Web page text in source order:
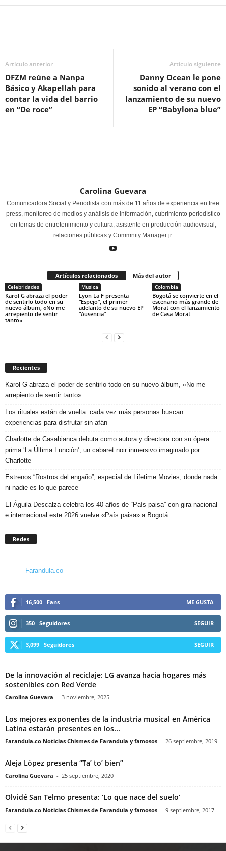
Artículo anterior
DFZM reúne a Nanpa
Básico y Akapellah para
contar la vida del barrio
en “De roce”
Artículo siguiente
Danny Ocean le pone
sonido al verano con el
lanzamiento de su nuevo
EP “Babylona blue”
Carolina Guevara
Comunicadora Social y Periodista con más de 11 años de experiencia en free
press, monitoreo de medios y análisis de información, cubrimiento periodístico
en temas de entretenimiento y cultura, asistente en producción audiovisual,
relaciones públicas y Commnity Manager jr.
Artículos relacionados Más del autor
Celebridades
Karol G abraza el poder
de sentirlo todo en su
nuevo álbum, «No me
arrepiento de sentir
tanto»
Musica
Lyon La F presenta
“Espejo”, el primer
adelanto de su nuevo EP
“Ausencia”
Colombia
Bogotá se convierte en el
escenario más grande de
Morat con el lanzamiento
de Casa Morat
Recientes
Karol G abraza el poder de sentirlo todo en su nuevo álbum, «No me
arrepiento de sentir tanto»
Los rituales están de vuelta: cada vez más personas buscan
experiencias para disfrutar sin afán
Charlotte de Casabianca debuta como autora y directora con su ópera
prima ‘La Última Función’, un cabaret noir inmersivo imaginado por
Charlotte
Estrenos “Rostros del engaño”, especial de Lifetime Movies, donde nada
ni nadie es lo que parece
El Águila Descalza celebra los 40 años de “País paisa” con gira nacional
e internacional este 2026 vuelve «País paisa» a Bogotá
Redes
Farandula.co
16,500 Fans ME GUSTA
350 Seguidores SEGUIR
3,099 Seguidores SEGUIR
De la innovación al reciclaje: LG avanza hacia hogares más
sostenibles con Red Verde
Carolina Guevara - 3 noviembre, 2025
Los mejores exponentes de la industria musical en América
Latina estarán presentes en los...
Farandula.co Noticias Chismes de Farandula y famosos - 26 septiembre, 2019
Aleja López presenta “Ta’ to’ bien”
Carolina Guevara - 25 septiembre, 2020
Olvidé San Telmo presenta: ‘Lo que nace del suelo’
Farandula.co Noticias Chismes de Farandula y famosos - 9 septiembre, 2017